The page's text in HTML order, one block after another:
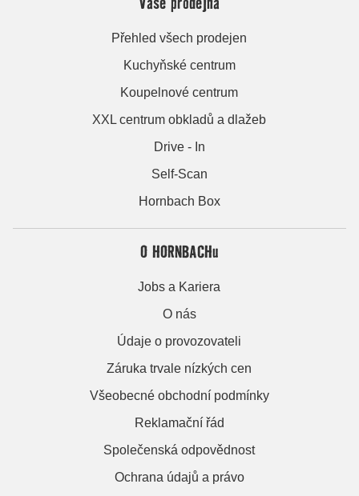
Přehled všech prodejen
Kuchyňské centrum
Koupelnové centrum
XXL centrum obkladů a dlažeb
Drive - In
Self-Scan
Hornbach Box
O HORNBACHu
Jobs a Kariera
O nás
Údaje o provozovateli
Záruka trvale nízkých cen
Všeobecné obchodní podmínky
Reklamační řád
Společenská odpovědnost
Ochrana údajů a právo